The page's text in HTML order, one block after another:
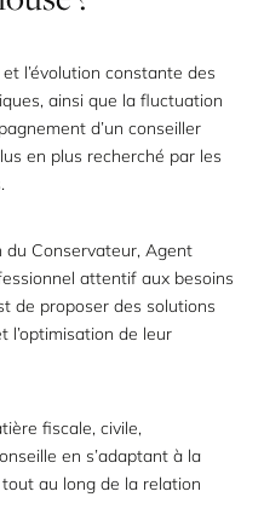
l’évolution constante des
ainsi que la fluctuation
d’un conseiller
en plus recherché par les
du Conservateur, Agent
attentif aux besoins
de proposer des solutions
l’optimisation de leur
fiscale, civile,
en s’adaptant à la
au long de la relation